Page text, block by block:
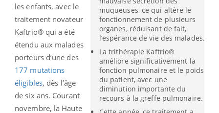
muqueuses, ce qui altère le
fonctionnement de plusieurs
organes, réduisant de fait,
l’espérance de vie des malades.
La trithérapie Kaftrio®
améliore significativement la
fonction pulmonaire et le poids
du patient, avec une
diminution importante du
recours à la greffe pulmonaire.
les enfants, avec le
traitement novateur
Kaftrio® qui a été
étendu aux malades
porteurs d’une des
177 mutations
éligibles, dès l’âge
de six ans. Courant
novembre, la Haute